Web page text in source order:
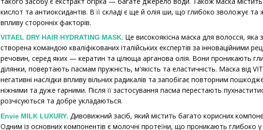
кислот та антиоксидантів. В її складі є ще й олія ши, що глибоко зволожує
впливу сторонніх факторів.
VITAEL DRY HAIR HYDRATING MASK. Це високоякісна маска для волосся,
створена командою кваліфікованих італійських експертів за інноваційними
речовин, серед яких — кератин та цілюща арганова олія. Вони проникають
ділянки, повертають пасмам пружність, м'якість та еластичність. Маска від
негативні наслідки впливу вільних радикалів та запобігає повторним
ніжними та дуже гарними. Після її застосування пасма перестають
розчісуються та добре укладаються.
Envie MILK LUXURY. Дивовижний засіб, який містить багато корисних
Одним із основних компонентів є молочні протеїни, що проникають